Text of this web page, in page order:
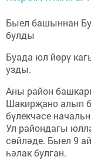
Быел башыннан
булды
Буада юл йөрү
узды.
Аны район
Шакирҗано алып
бүлекчәсе
Ул райондагы
сөйләде. Быел 9
һәлак булган.